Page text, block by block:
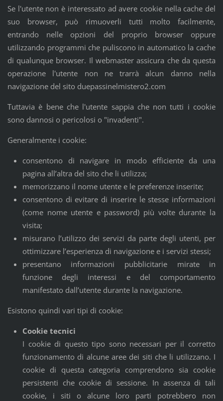
Se l'utente non è interessato ad avere cookie nella cache del
suo browser, può rimuoverli tutti molto facilmente,
entrando nelle opzioni del proprio browser oppure
utilizzando programmi che puliscono in automatico la cache
di qualunque browser. Il webmaster assicura che da questa
operazione l'utente non ne trarrà alcun danno nella
navigazione del sito duepassinelmistero2.com
Tuttavia è bene che l'utente sappia che non tutti i cookie
sono dannosi o pericolosi o "invadenti".
Generalmente i cookie:
consentono di navigare in modo efficiente da una
pagina all’altra del sito che li utilizza;
memorizzano il nome utente e le preferenze inserite;
consentono di evitare di inserire le stesse informazioni
(come nome utente e password) più volte durante la
visita;
misurano l’utilizzo dei servizi da parte degli utenti, per
ottimizzare l’esperienza di navigazione e i servizi stessi;
presentano informazioni pubblicitarie mirate in
funzione degli interessi e del comportamento
manifestato dall’utente durante la navigazione.
Esistono quindi vari tipi di cookie:
Cookie tecnici
I cookie di questo tipo sono necessari per il corretto
funzionamento di alcune aree dei siti che li utilizzano. I
cookie di questa categoria comprendono sia cookie
persistenti che cookie di sessione. In assenza di tali
cookie, i siti o alcune loro parti potrebbero non